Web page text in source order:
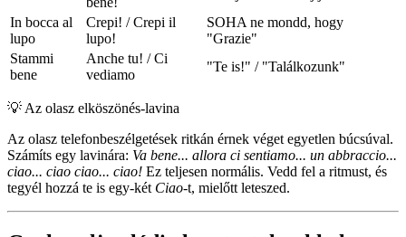
In bocca al
lupo
Crepi! / Crepi il
lupo!
SOHA ne mondd, hogy
"Grazie"
Stammi
bene
Anche tu! / Ci
vediamo
"Te is!" / "Találkozunk"
💡Az olasz elköszönés-lavina
Az olasz telefonbeszélgetések ritkán érnek véget egyetlen búcsúval.
Számíts egy lavinára: Va bene... allora ci sentiamo... un abbraccio...
ciao... ciao ciao... ciao! Ez teljesen normális. Vedd fel a ritmust, és
tegyél hozzá te is egy-két Ciao-t, mielőtt leteszed.